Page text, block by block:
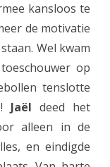
kansloos te
de motivatie
Wel kwam
op
tenslotte
Jaël deed het
alleen in de
en eindigde